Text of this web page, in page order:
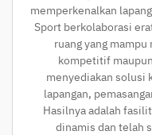
memperkenalkan
Sport berkolaborasi
ruang yang
kompetitif
menyediakan solusi
lapangan,
Hasilnya adalah
dinamis dan telah